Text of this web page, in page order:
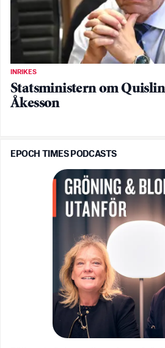
INRIKES
Statsministern om
Åkesson
EPOCH TIMES PODCASTS